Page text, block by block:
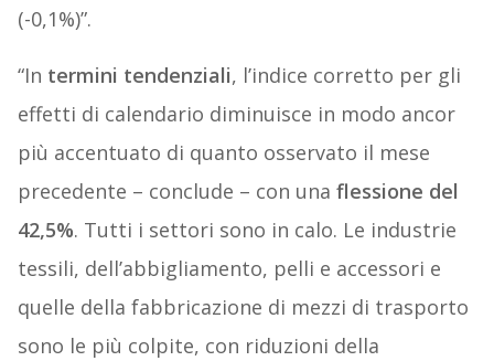
(-0,1%)”.
“In termini tendenziali, l’indice corretto per gli
effetti di calendario diminuisce in modo ancor
più accentuato di quanto osservato il mese
precedente – conclude – con una flessione del
42,5%. Tutti i settori sono in calo. Le industrie
tessili, dell’abbigliamento, pelli e accessori e
quelle della fabbricazione di mezzi di trasporto
sono le più colpite, con riduzioni della